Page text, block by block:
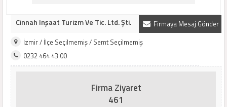
Firmaya Mesaj Gönder
Cinnah Inşaat Turizm Ve Tic. Ltd. Şti.
İzmir / İlçe Seçilmemiş / Semt Seçilmemiş
0232 464 43 00
Firma Ziyaret
461